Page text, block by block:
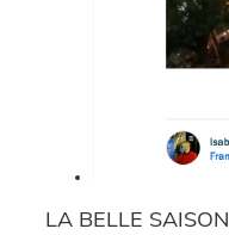
LA BELLE SAISON